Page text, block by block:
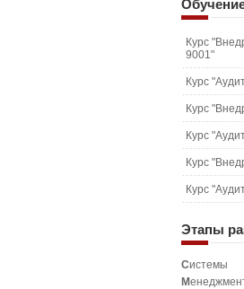
Курс
9001"
Курс
Курс
Курс
Курс
Курс
Этапы
Системы
М